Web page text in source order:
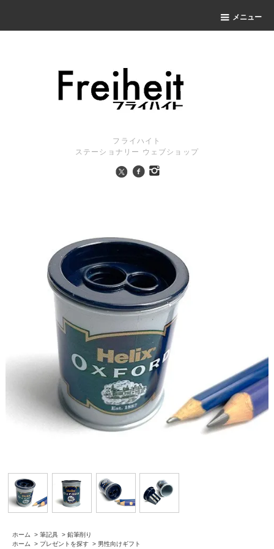
メニュー
フライハイト
ステーショナリー ウェブショップ
ホーム > 筆記具 > 鉛筆削り
ホーム
> プレゼントを探す > 男性向けギフト